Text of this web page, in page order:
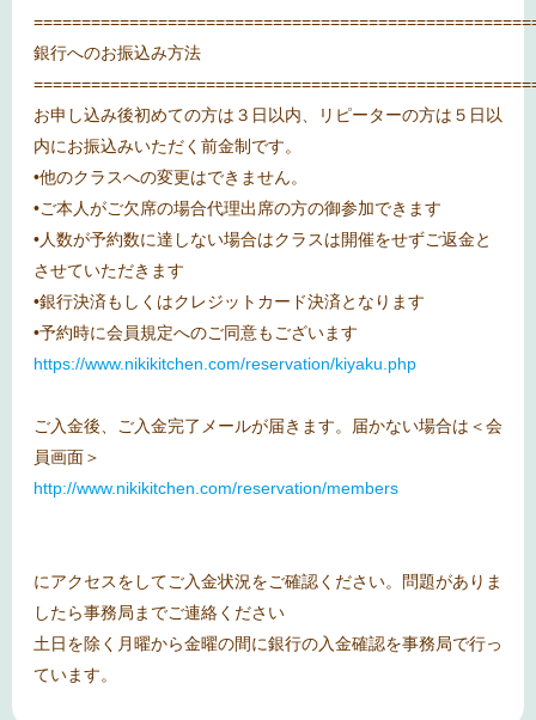
銀行へのお振込み方法
お申し込み後初めての方は３日以内、リピーターの方は５日以
内にお振込みいただく前金制です。
•他のクラスへの変更はできません。
•ご本人がご欠席の場合代理出席の方の御参加できます
•人数が予約数に達しない場合はクラスは開催をせずご返金と
させていただきます
•銀行決済もしくはクレジットカード決済となります
•予約時に会員規定へのご同意もございます
https://www.nikikitchen.com/reservation/kiyaku.php
ご入金後、ご入金完了メールが届きます。届かない場合は＜会
員画面＞
http://www.nikikitchen.com/reservation/members
にアクセスをしてご入金状況をご確認ください。問題がありま
したら事務局までご連絡ください
土日を除く月曜から金曜の間に銀行の入金確認を事務局で行っ
ています。